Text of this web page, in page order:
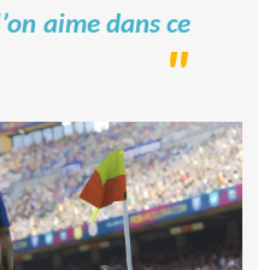
aime dans ce